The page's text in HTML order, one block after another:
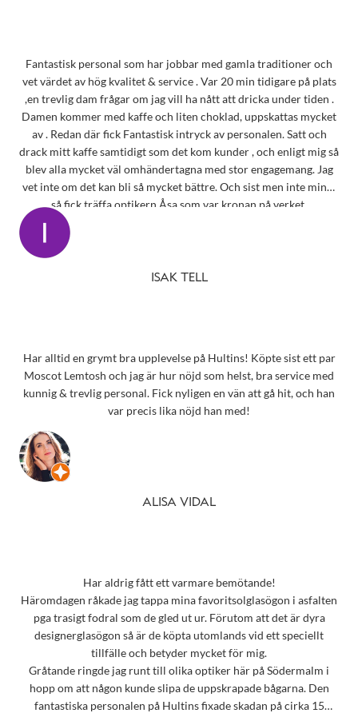
Fantastisk personal som har jobbar med gamla traditioner och
vet värdet av hög kvalitet & service . Var 20 min tidigare på plats
,en trevlig dam frågar om jag vill ha nått att dricka under tiden .
Damen kommer med kaffe och liten choklad, uppskattas mycket
av . Redan där fick Fantastisk intryck av personalen. Satt och
drack mitt kaffe samtidigt som det kom kunder , och enligt mig så
blev alla mycket väl omhändertagna med stor engagemang. Jag
vet inte om det kan bli så mycket bättre. Och sist men inte minst
så fick träffa optikern Åsa som var kronan på verket.
ISAK TELL
Har alltid en grymt bra upplevelse på Hultins! Köpte sist ett par
Moscot Lemtosh och jag är hur nöjd som helst, bra service med
kunnig & trevlig personal. Fick nyligen en vän att gå hit, och han
var precis lika nöjd han med!
ALISA VIDAL
Har aldrig fått ett varmare bemötande!
Häromdagen råkade jag tappa mina favoritsolglasögon i asfalten
pga trasigt fodral som de gled ut ur. Förutom att det är dyra
designerglasögon så är de köpta utomlands vid ett speciellt
tillfälle och betyder mycket för mig.
Gråtande ringde jag runt till olika optiker här på Södermalm i
hopp om att någon kunde slipa de uppskrapade bågarna. Den
fantastiska personalen på Hultins fixade skadan på cirka 15